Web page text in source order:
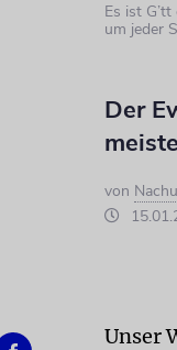
Es ist
um jeder
Der
von
Unser